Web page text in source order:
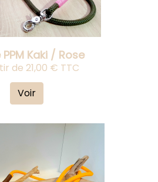
PPM Kaki / Rose
de 21,00 € TTC
Voir